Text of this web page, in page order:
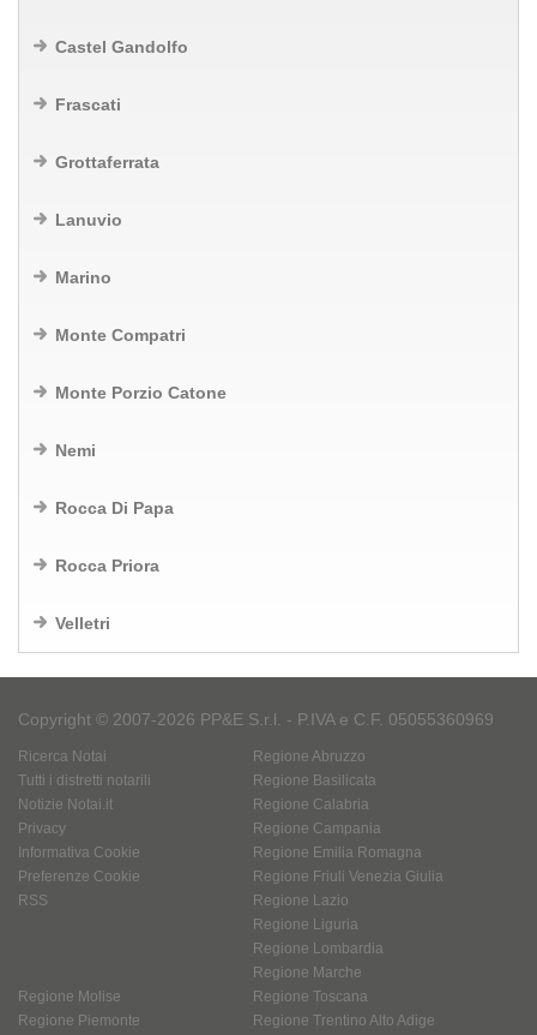
Castel Gandolfo
Frascati
Grottaferrata
Lanuvio
Marino
Monte Compatri
Monte Porzio Catone
Nemi
Rocca Di Papa
Rocca Priora
Velletri
Copyright © 2007-2026 PP&E S.r.l. - P.IVA e C.F. 05055360969
Ricerca Notai
Tutti i distretti notarili
Notizie Notai.it
Privacy
Informativa Cookie
Preferenze Cookie
RSS
Regione Abruzzo
Regione Basilicata
Regione Calabria
Regione Campania
Regione Emilia Romagna
Regione Friuli Venezia Giulia
Regione Lazio
Regione Liguria
Regione Lombardia
Regione Marche
Regione Molise
Regione Piemonte
Regione Toscana
Regione Trentino Alto Adige